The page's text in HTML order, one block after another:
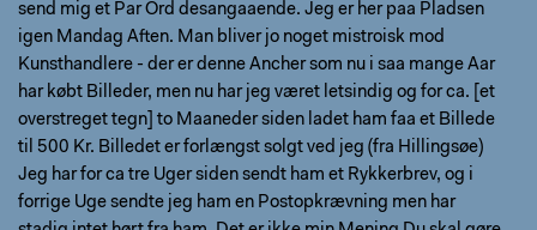
send mig et Par Ord desangaaende. Jeg er her paa Pladsen
igen Mandag Aften. Man bliver jo noget mistroisk mod
Kunsthandlere - der er denne Ancher som nu i saa mange Aar
har købt Billeder, men nu har jeg været letsindig og for ca. [et
overstreget tegn] to Maaneder siden ladet ham faa et Billede
til 500 Kr. Billedet er forlængst solgt ved jeg (fra Hillingsøe)
Jeg har for ca tre Uger siden sendt ham et Rykkerbrev, og i
forrige Uge sendte jeg ham en Postopkrævning men har